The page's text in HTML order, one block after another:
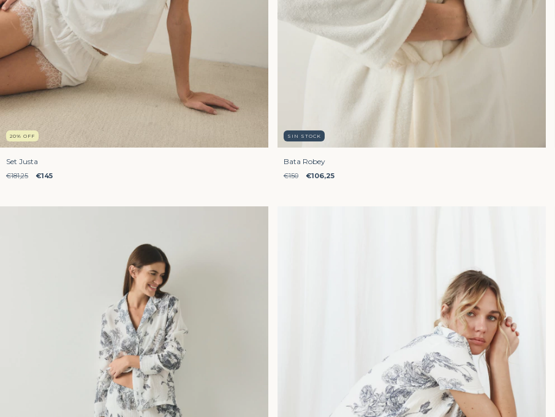
20% OFF
Set Justa
€181,25 €145
SIN STOCK
Bata Robey
€150 €106,25